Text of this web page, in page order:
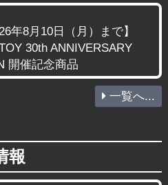
年8月10日（月）まで】
30th ANNIVERSARY
開催記念商品
一覧へ...
報